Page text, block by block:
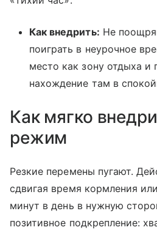
Как внедрить: Не
поиграть в неурочное
место как зону отдыха и
нахождение там в
Как мягко
режим
Резкие перемены пугают.
сдвигая время кормления
минут в день в нужную
позитивное подкрепление: